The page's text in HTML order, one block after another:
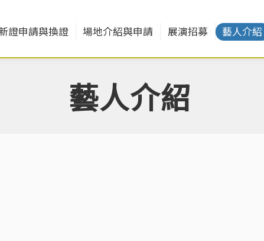
證申請與換證 場地介紹與申請 展演招募 藝人介紹
藝人介紹